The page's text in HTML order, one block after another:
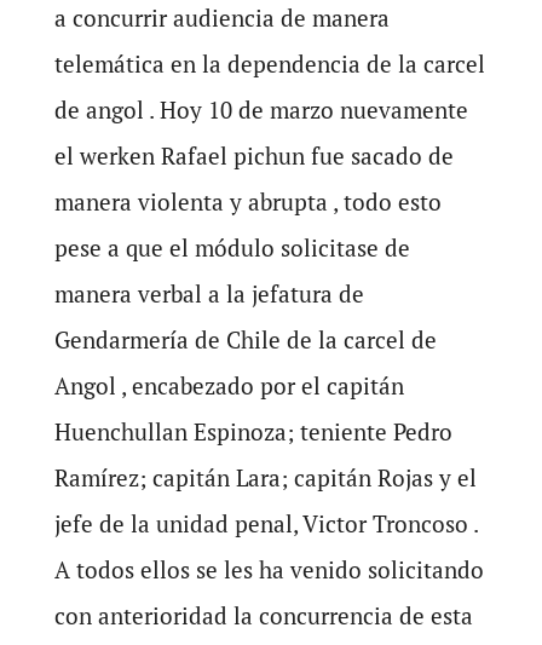
a concurrir audiencia de manera
telemática en la dependencia de la carcel
de angol . Hoy 10 de marzo nuevamente
el werken Rafael pichun fue sacado de
manera violenta y abrupta , todo esto
pese a que el módulo solicitase de
manera verbal a la jefatura de
Gendarmería de Chile de la carcel de
Angol , encabezado por el capitán
Huenchullan Espinoza; teniente Pedro
Ramírez; capitán Lara; capitán Rojas y el
jefe de la unidad penal, Victor Troncoso .
A todos ellos se les ha venido solicitando
con anterioridad la concurrencia de esta